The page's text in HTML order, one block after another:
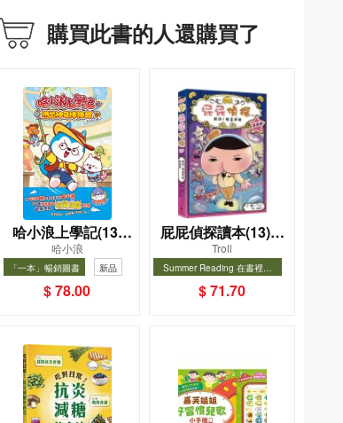
購買此書的人還購買了
哈小浪上學記(13)
——逃出神奇博物館
哈小浪
「一本」暢銷圖書
新品
暢銷
$ 78.00
屁屁偵探讀本(13)－
－對決！怪盜學院
（星星篇）
Troll
Summer Reading 在書裡度
選圖書67折
暢銷
$ 71.70